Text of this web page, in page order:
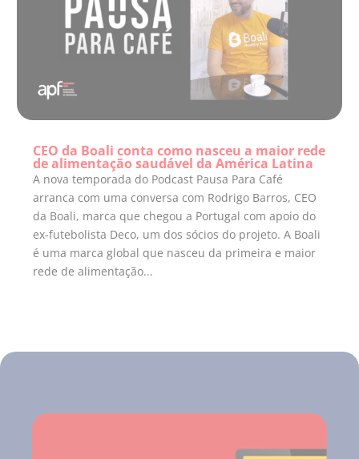
CEO da Boali conta como nasceu a maior rede
de alimentação saudável da América Latina
A nova temporada do Podcast Pausa Para Café
arranca com uma conversa com Rodrigo Barros, CEO
da Boali, marca que chegou a Portugal com apoio do
ex-futebolista Deco, um dos sócios do projeto. A Boali
é uma marca global que nasceu da primeira e maior
rede de alimentação...